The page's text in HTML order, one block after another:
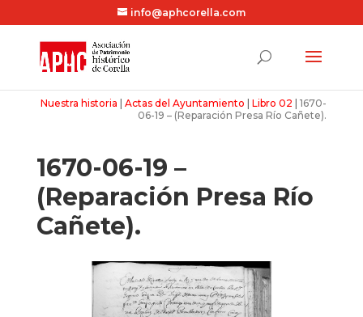
info@aphcorella.com
Nuestra historia |Actas del Ayuntamiento |Libro 02 |1670-
06-19 – (Reparación Presa Río Cañete).
1670-06-19 –
(Reparación Presa Río
Cañete).